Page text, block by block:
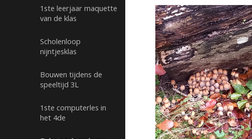
1ste leerjaar maquette
van de klas
Scholenloop
nijntjesklas
Bouwen tijdens de
speeltijd 3L
1ste computerles in
het 4de